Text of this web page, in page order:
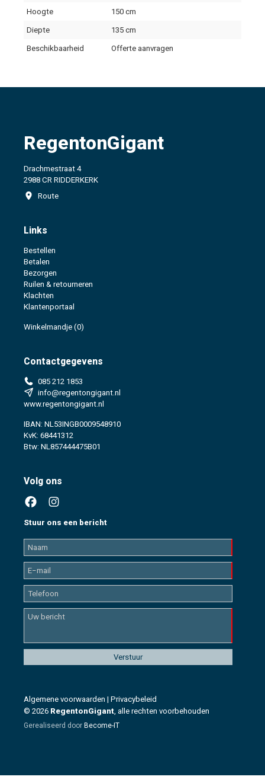
Hoogte 150 cm
Diepte 135 cm
Beschikbaarheid Offerte aanvragen
RegentonGigant
Drachmestraat 4
2988 CR RIDDERKERK
Route
Links
Bestellen
Betalen
Bezorgen
Ruilen & retourneren
Klachten
Klantenportaal
Winkelmandje (0)
Contactgegevens
085 212 1853
info@regentongigant.nl
www.regentongigant.nl
IBAN: NL53INGB0009548910
KvK: 68441312
Btw: NL857444475B01
Volg ons
Stuur ons een bericht
Algemene voorwaarden | Privacybeleid
© 2026 RegentonGigant , alle rechten voorbehouden
Gerealiseerd door Become-IT